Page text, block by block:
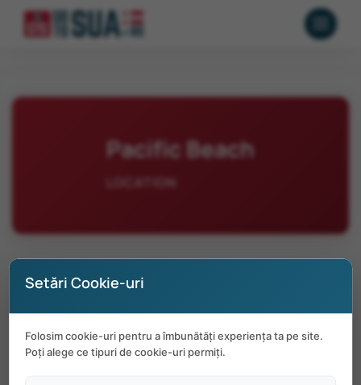
Pacific Beach
LOCATION
at the moment.
Setări Cookie-uri
Folosim cookie-uri pentru a îmbunătăți experiența ta pe site.
Poți alege ce tipuri de cookie-uri permiți.